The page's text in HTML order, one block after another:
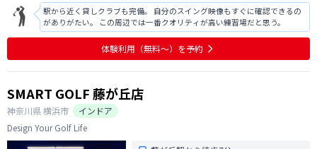
駅から近く貸しクラブも完備。 自分のスイング映像もすぐに確認できるの
がありがたい。 この周辺では一番クオリティが高い練習場だと思う。
体験利用（無料〜）を予約
SMART GOLF 藤が丘店
神奈川県横浜市
インドア
Design Your Golf Life